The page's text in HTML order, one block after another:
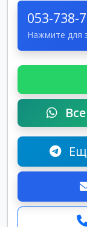
053-738-
Нажмите для